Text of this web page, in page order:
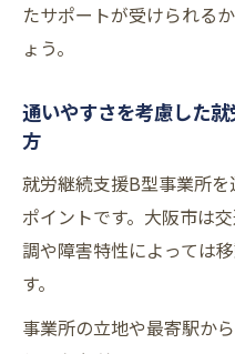
たサポートが受けられる
ょう。
通いやすさを考慮した
方
就労継続支援B型事業所
ポイントです。大阪市は
調や障害特性によっては
す。
事業所の立地や最寄駅か